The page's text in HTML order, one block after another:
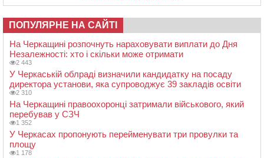
ПОПУЛЯРНЕ НА САЙТІ
На Черкащині розпочнуть нараховувати виплати до Дня
Незалежності: хто і скільки може отримати
2 443
У Черкаській облраді визначили кандидатку на посаду
директора установи, яка супроводжує 39 закладів освіти
2 310
На Черкащині правоохоронці затримали військового, який
перебував у СЗЧ
1 352
У Черкасах пропонують перейменувати три провулки та
площу
1 178